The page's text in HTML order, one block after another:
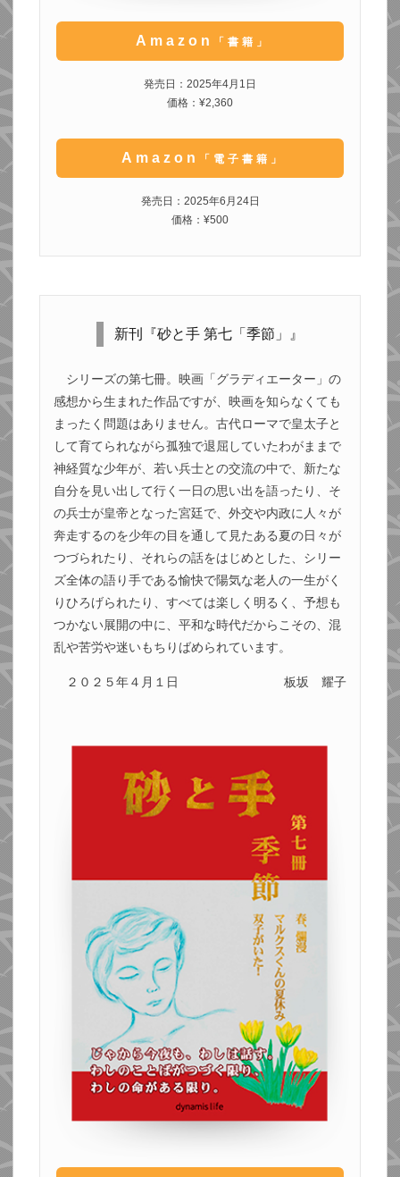
Amazon 「書籍」
発売日：2025年4月1日
価格：¥2,360
Amazon 「電子書籍」
発売日：2025年6月24日
価格：¥500
新刊『砂と手 第七「季節」』
シリーズの第七冊。映画「グラディエーター」の
感想から生まれた作品ですが、映画を知らなくても
まったく問題はありません。古代ローマで皇太子と
して育てられながら孤独で退屈していたわがままで
神経質な少年が、若い兵士との交流の中で、新たな
自分を見い出して行く一日の思い出を語ったり、そ
の兵士が皇帝となった宮廷で、外交や内政に人々が
奔走するのを少年の目を通して見たある夏の日々が
つづられたり、それらの話をはじめとした、シリー
ズ全体の語り手である愉快で陽気な老人の一生がく
りひろげられたり、すべては楽しく明るく、予想も
つかない展開の中に、平和な時代だからこその、混
乱や苦労や迷いもちりばめられています。
２０２５年４月１日 板坂 耀子